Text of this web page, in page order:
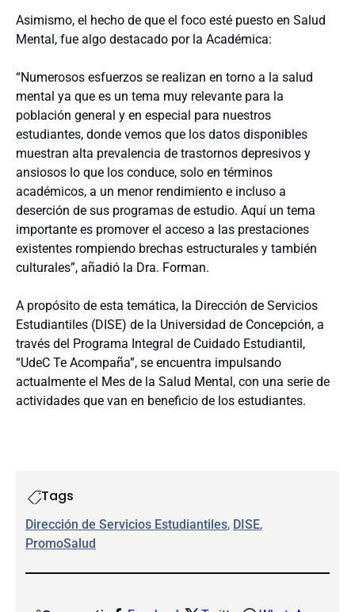
Asimismo, el hecho de que el foco esté puesto en Salud
Mental, fue algo destacado por la Académica:
“Numerosos esfuerzos se realizan en torno a la salud
mental ya que es un tema muy relevante para la
población general y en especial para nuestros
estudiantes, donde vemos que los datos disponibles
muestran alta prevalencia de trastornos depresivos y
ansiosos lo que los conduce, solo en términos
académicos, a un menor rendimiento e incluso a
deserción de sus programas de estudio. Aquí un tema
importante es promover el acceso a las prestaciones
existentes rompiendo brechas estructurales y también
culturales”, añadió la Dra. Forman.
A propósito de esta temática, la Dirección de Servicios
Estudiantiles (DISE) de la Universidad de Concepción, a
través del Programa Integral de Cuidado Estudiantil,
“UdeC Te Acompaña”, se encuentra impulsando
actualmente el Mes de la Salud Mental, con una serie de
actividades que van en beneficio de los estudiantes.
Tags
Dirección de Servicios Estudiantiles, DISE
PromoSalud